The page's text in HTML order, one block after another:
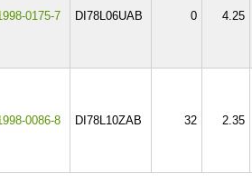
0175-7 DI78L06UAB 0 4.25
0086-8 DI78L10ZAB 32 2.35